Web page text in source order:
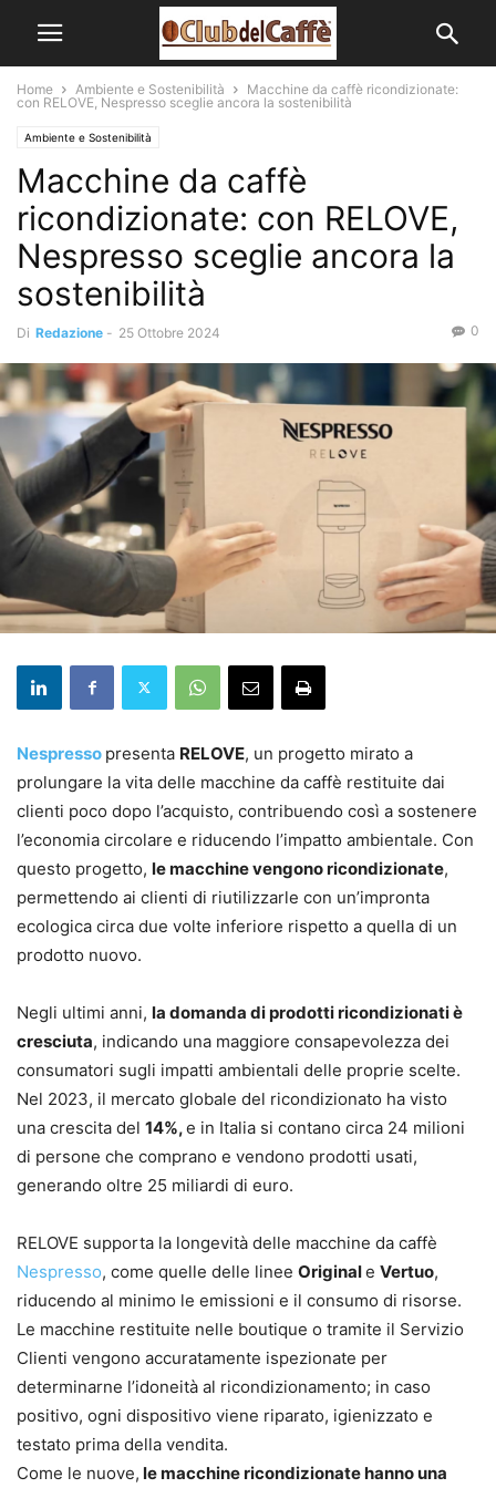
Home Ambiente e Sostenibilità
Macchine da caffè ricondizionate:
con RELOVE, Nespresso sceglie ancora la sostenibilità
Ambiente e Sostenibilità
Macchine da caffè
ricondizionate: con RELOVE,
Nespresso sceglie ancora la
sostenibilità
Di Redazione - 25 Ottobre 2024 0
Nespresso presenta RELOVE, un progetto mirato a
prolungare la vita delle macchine da caffè restituite dai
clienti poco dopo l’acquisto, contribuendo così a sostenere
l’economia circolare e riducendo l’impatto ambientale. Con
questo progetto, le macchine vengono ricondizionate,
permettendo ai clienti di riutilizzarle con un’impronta
ecologica circa due volte inferiore rispetto a quella di un
prodotto nuovo.
Negli ultimi anni, la domanda di prodotti ricondizionati è
cresciuta, indicando una maggiore consapevolezza dei
consumatori sugli impatti ambientali delle proprie scelte.
Nel 2023, il mercato globale del ricondizionato ha visto
una crescita del 14%,e in Italia si contano circa 24 milioni
di persone che comprano e vendono prodotti usati,
generando oltre 25 miliardi di euro.
RELOVE supporta la longevità delle macchine da caffè
Nespresso, come quelle delle linee Originale Vertuo,
riducendo al minimo le emissioni e il consumo di risorse.
Le macchine restituite nelle boutique o tramite il Servizio
Clienti vengono accuratamente ispezionate per
determinarne l’idoneità al ricondizionamento; in caso
positivo, ogni dispositivo viene riparato, igienizzato e
testato prima della vendita.
Come le nuove, le macchine ricondizionate hanno una